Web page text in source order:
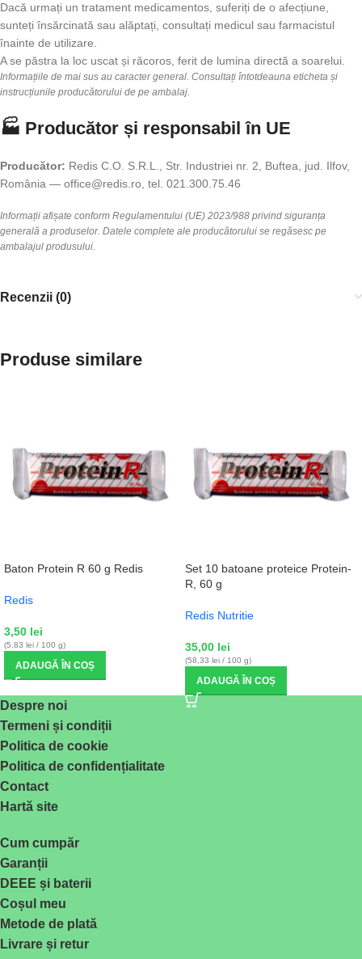
Dacă urmați un tratament medicamentos, suferiți de o afecțiune,
sunteți însărcinată sau alăptați, consultați medicul sau farmacistul
înainte de utilizare.
A se păstra la loc uscat și răcoros, ferit de lumina directă a soarelui.
Informațiile de mai sus au caracter general. Consultați întotdeauna eticheta și
instrucțiunile producătorului de pe ambalaj.
🏭 Producător și responsabil în UE
Producător: Redis C.O. S.R.L., Str. Industriei nr. 2, Buftea, jud. Ilfov,
România — office@redis.ro, tel. 021.300.75.46
Informații afișate conform Regulamentului (UE) 2023/988 privind siguranța
generală a produselor. Datele complete ale producătorului se regăsesc pe
ambalajul produsului.
Recenzii (0)
Produse similare
Baton Protein R 60 g Redis
Redis
3,50 lei
(5,83 lei / 100 g)
ADAUGĂ ÎN COȘ
Set 10 batoane proteice Protein-
R, 60 g
Redis Nutritie
35,00 lei
(58,33 lei / 100 g)
ADAUGĂ ÎN COȘ
Despre noi
Termeni și condiții
Politica de cookie
Politica de confidențialitate
Contact
Hartă site
Cum cumpăr
Garanții
DEEE și baterii
Coșul meu
Metode de plată
Livrare și retur